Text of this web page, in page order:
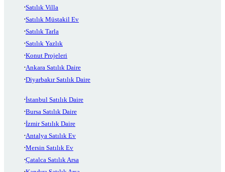
Satılık Villa
Satılık Müstakil Ev
Satılık Tarla
Satılık Yazlık
Konut Projeleri
Ankara Satılık Daire
Diyarbakır Satılık Daire
İstanbul Satılık Daire
Bursa Satılık Daire
İzmir Satılık Daire
Antalya Satılık Ev
Mersin Satılık Ev
Çatalca Satılık Arsa